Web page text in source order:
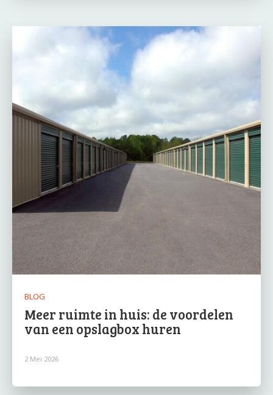
BLOG
Meer ruimte in huis: de voordelen
van een opslagbox huren
2 Mei 2026